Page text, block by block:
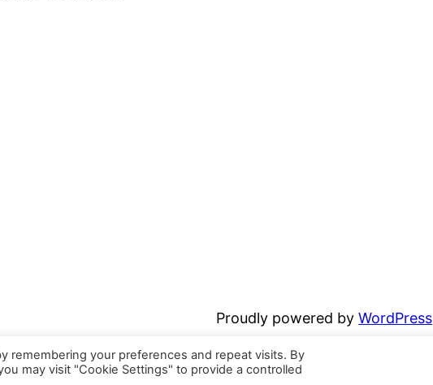
Proudly powered byWordPress
remembering your preferences and repeat visits. By
may visit "Cookie Settings" to provide a controlled